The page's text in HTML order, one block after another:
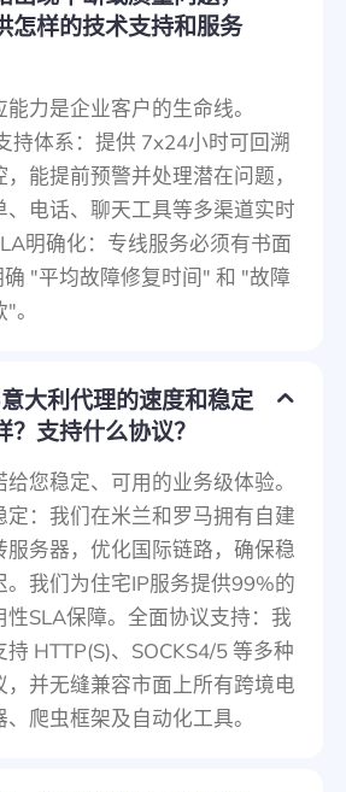
怎样的技术支持和服务
力是企业客户的生命线。
持体系：提供 7x24小时可回溯
，能提前预警并处理潜在问题，
、电话、聊天工具等多渠道实时
明确化：专线服务必须有书面
确 "平均故障修复时间" 和 "故障
。
大利代理的速度和稳定
？支持什么协议？
给您稳定、可用的业务级体验。
定：我们在米兰和罗马拥有自建
服务器，优化国际链路，确保稳
。我们为住宅IP服务提供99%的
性SLA保障。全面协议支持：我
持 HTTP(S)、SOCKS4/5 等多种
，并无缝兼容市面上所有跨境电
、爬虫框架及自动化工具。